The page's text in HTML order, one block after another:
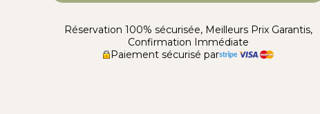
Réservation 100% sécurisée, Meilleurs Prix Garantis,
Confirmation Immédiate
Paiement sécurisé par